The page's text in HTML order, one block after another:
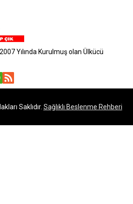
Yılında Kurulmuş olan Ülkücü
Saklıdır. Sağlıklı Beslenme Rehberi